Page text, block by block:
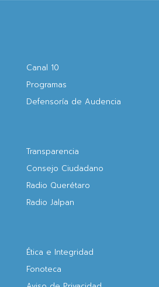
Canal 10
Programas
Defensoría de Audencia
Transparencia
Consejo Ciudadano
Radio Querétaro
Radio Jalpan
Ética e Integridad
Fonoteca